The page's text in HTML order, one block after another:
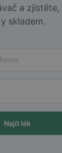
a zjistěte,
skladem.
Najít lék